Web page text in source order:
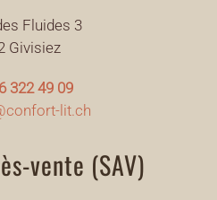
Fluides 3
Givisiez
322 49 09
lit.ch
vente (SAV)